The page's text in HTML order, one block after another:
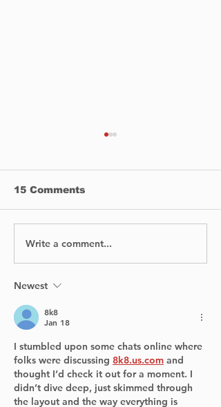
Quebec Government
French Language
15 Comments
Write a comment...
Newest
8k8
Jan 18
I stumbled upon some chats online where
folks were discussing 8k8.us.com and
thought I’d check it out for a moment. I
didn’t dive deep, just skimmed through
the layout and the way everything is